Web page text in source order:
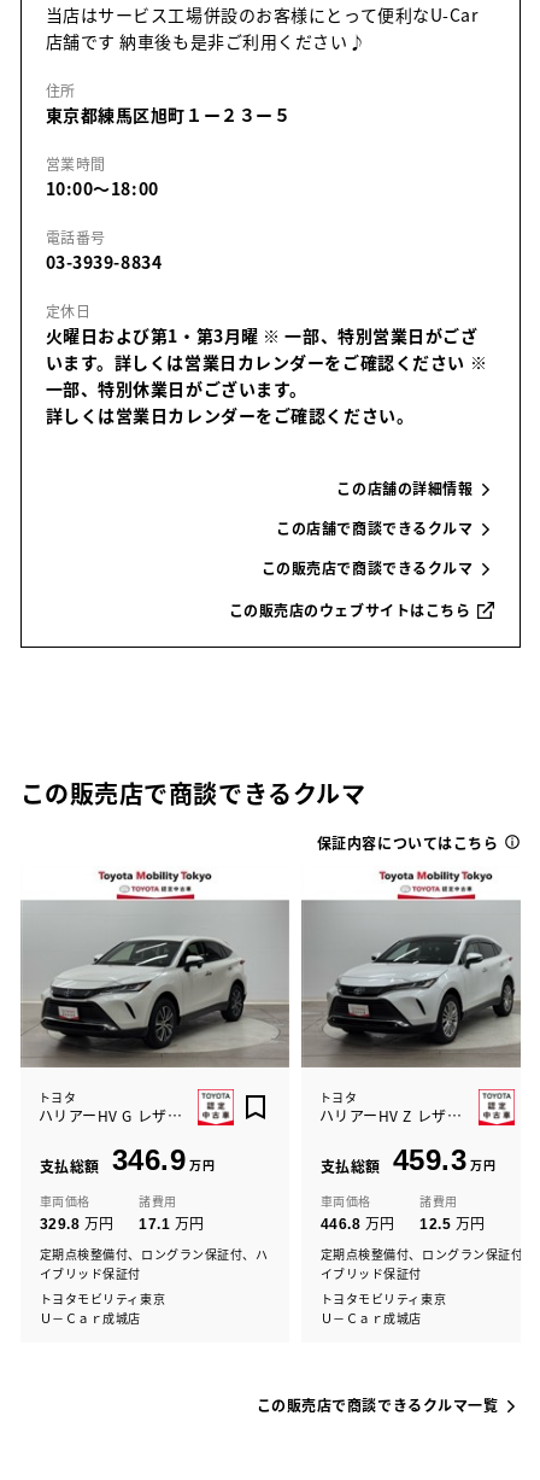
当店はサービス工場併設のお客様にとって便利なU-Car
店舗です 納車後も是非ご利用ください♪
住所
東京都練馬区旭町１ー２３ー５
営業時間
10:00～18:00
電話番号
03-3939-8834
定休日
火曜日および第1・第3月曜 ※ 一部、特別営業日がござ
います。詳しくは営業日カレンダーをご確認ください ※
一部、特別休業日がございます。
詳しくは営業日カレンダーをご確認ください。
この店舗の詳細情報
この店舗で商談できるクルマ
この販売店で商談できるクルマ
この販売店のウェブサイトはこちら
この販売店で商談できるクルマ
保証内容についてはこちら
トヨタ
ハリアーHV G レザーパッケージ
支払総額 346.9 万円
車両価格
329.8 万円
諸費用
17.1 万円
定期点検整備付、ロングラン保証付、ハ
イブリッド保証付
トヨタモビリティ東京
Ｕ－Ｃａｒ成城店
トヨタ
ハリアーHV Z レザーパッケージ
支払総額 459.3 万円
車両価格
446.8 万円
諸費用
12.5 万円
定期点検整備付、ロングラン保証付、
イブリッド保証付
トヨタモビリティ東京
Ｕ－Ｃａｒ成城店
この販売店で商談できるクルマ一覧